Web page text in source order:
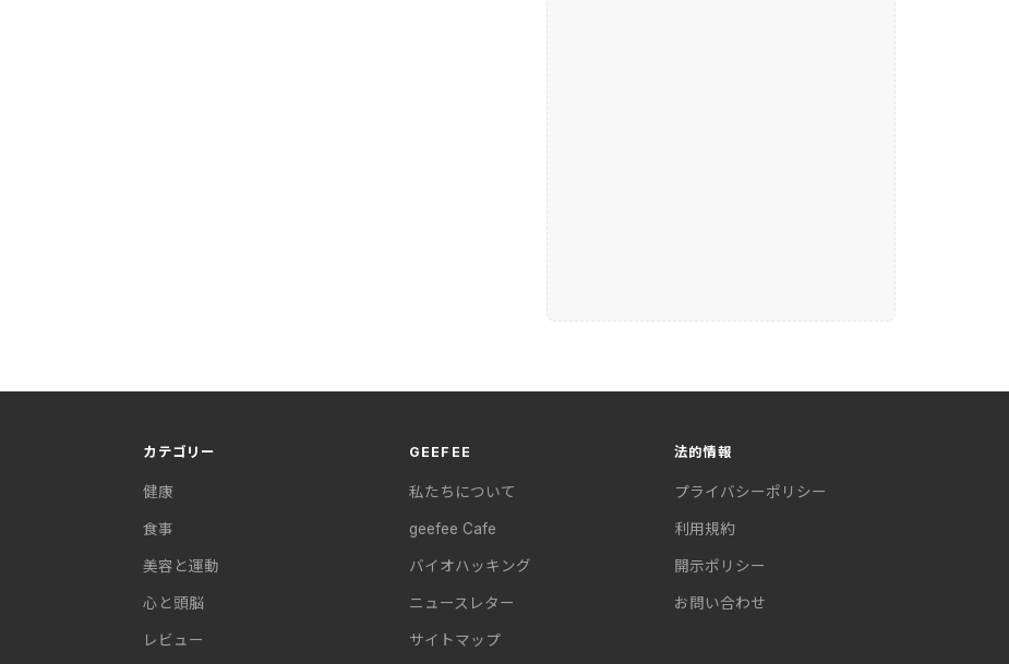
カテゴリー
健康
食事
美容と運動
心と頭脳
レビュー
GEEFEE
私たちについて
geefee Cafe
バイオハッキング
ニュースレター
サイトマップ
法的情報
プライバシーポリシー
利用規約
開示ポリシー
お問い合わせ